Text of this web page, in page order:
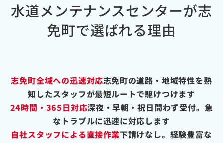
水道メンテナンスセンターが志
免町で選ばれる理由
志免町全域への迅速対応志免町の道路・地域特性を熟
知したスタッフが最短ルートで駆けつけます
24時間・365日対応深夜・早朝・祝日問わず受付。急
なトラブルに迅速に対応します
自社スタッフによる直接作業下請けなし。経験豊富な